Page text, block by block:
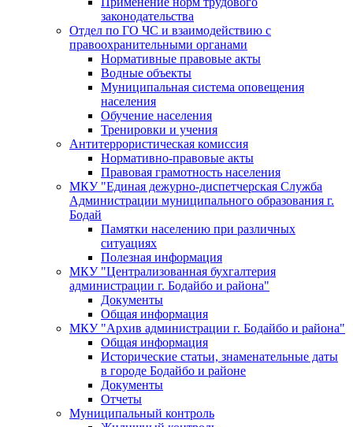
законодательства
Отдел по ГО ЧС и взаимодействию с
правоохранительными органами
Нормативные правовые акты
Водные объекты
Муниципальная система оповещения
населения
Обучение населения
Тренировки и учения
Антитеррористическая комиссия
Нормативно-правовые акты
Правовая грамотность населения
МКУ "Единая дежурно-диспетчерская Служба
Администрации муниципального образования г.
Бодай
Памятки населению при различных
ситуациях
Полезная информация
МКУ "Централизованная бухгалтерия
администрации г. Бодайбо и района"
Документы
Общая информация
МКУ "Архив администрации г. Бодайбо и района"
Общая информация
Исторические статьи, знаменательные даты
в городе Бодайбо и районе
Документы
Отчеты
Муниципальный контроль